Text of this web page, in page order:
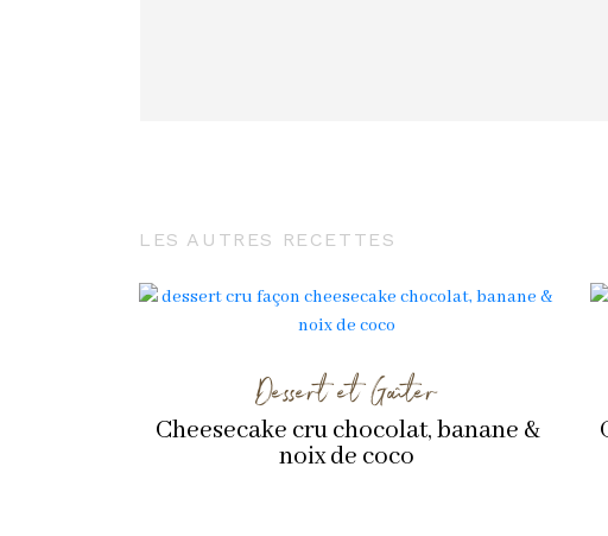
LES AUTRES RECETTES
Dessert et Goûter
Cheesecake cru chocolat, banane &
noix de coco